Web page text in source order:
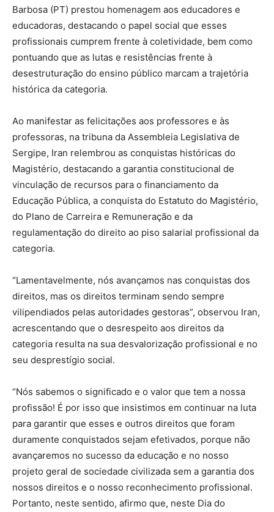
Barbosa (PT) prestou homenagem aos educadores e
educadoras, destacando o papel social que esses
profissionais cumprem frente à coletividade, bem como
pontuando que as lutas e resistências frente à
desestruturação do ensino público marcam a trajetória
histórica da categoria.
Ao manifestar as felicitações aos professores e às
professoras, na tribuna da Assembleia Legislativa de
Sergipe, Iran relembrou as conquistas históricas do
Magistério, destacando a garantia constitucional de
vinculação de recursos para o financiamento da
Educação Pública, a conquista do Estatuto do Magistério,
do Plano de Carreira e Remuneração e da
regulamentação do direito ao piso salarial profissional da
categoria.
“Lamentavelmente, nós avançamos nas conquistas dos
direitos, mas os direitos terminam sendo sempre
vilipendiados pelas autoridades gestoras”, observou Iran,
acrescentando que o desrespeito aos direitos da
categoria resulta na sua desvalorização profissional e no
seu desprestígio social.
“Nós sabemos o significado e o valor que tem a nossa
profissão! É por isso que insistimos em continuar na luta
para garantir que esses e outros direitos que foram
duramente conquistados sejam efetivados, porque não
avançaremos no sucesso da educação e no nosso
projeto geral de sociedade civilizada sem a garantia dos
nossos direitos e o nosso reconhecimento profissional.
Portanto, neste sentido, afirmo que, neste Dia do